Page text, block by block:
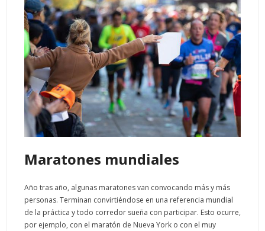
Maratones mundiales
Año tras año, algunas maratones van convocando más y más
personas. Terminan convirtiéndose en una referencia mundial
de la práctica y todo corredor sueña con participar. Esto ocurre,
por ejemplo, con el maratón de Nueva York o con el muy